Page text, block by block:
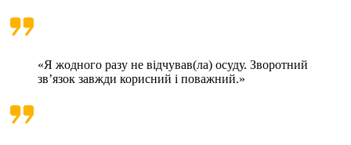
«Я жодного разу не відчував(ла) осуду. Зворотний
зв’язок завжди корисний і поважний.»